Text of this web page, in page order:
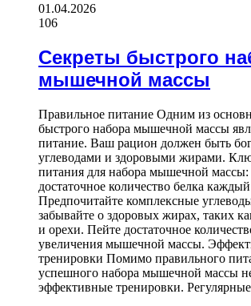
01.04.2026
106
Секреты быстрого
мышечной массы
Правильное питание Одним из
быстрого набора мышечной массы
питание. Ваш рацион должен быть
углеводами и здоровыми жирами.
питания для набора мышечной массы:
достаточное количество белка
Предпочитайте комплексные
забывайте о здоровых жирах, таких
и орехи. Пейте достаточное
увеличения мышечной массы.
тренировки Помимо правильного
успешного набора мышечной массы
эффективные тренировки.